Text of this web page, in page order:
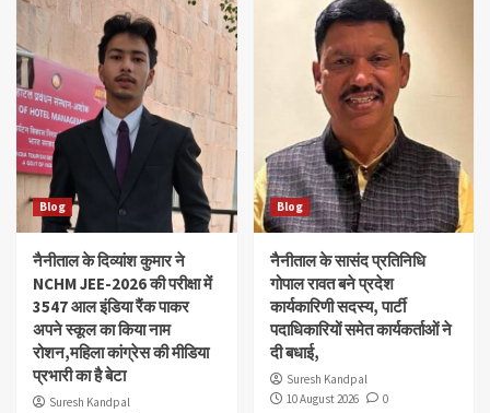
Blog
नैनीताल के दिव्यांश‌ कुमार ने
NCHM JEE-2026 की परीक्षा में
3547 आल इंडिया रैंक पाकर
अपने स्कूल का किया नाम
रोशन,महिला कांग्रेस की मीडिया
प्रभारी का है बेटा
Suresh Kandpal
Blog
नैनीताल के सासंद प्रतिनिधि
गोपाल रावत बने प्रदेश
कार्यकारिणी सदस्य, पार्टी
पदाधिकारियों समेत कार्यकर्ताओं ने
दी बधाई,
Suresh Kandpal
10 August 2026
0